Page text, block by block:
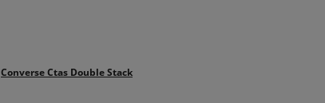
Converse Ctas Double Stack